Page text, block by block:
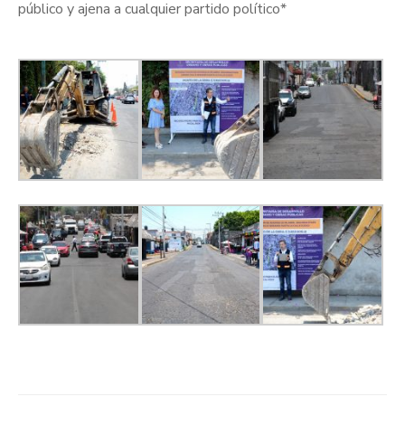
público y ajena a cualquier partido político*